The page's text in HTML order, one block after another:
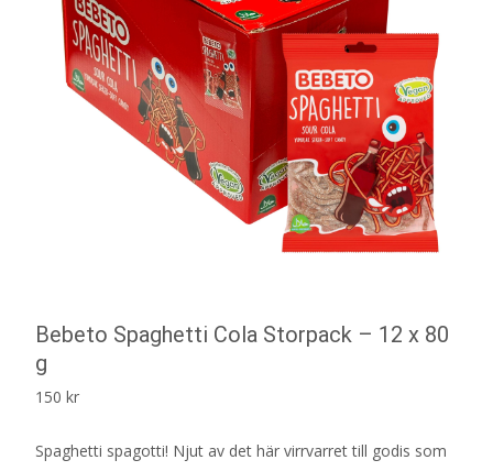
Bebeto Spaghetti Cola Storpack – 12 x 80
g
150 kr
Spaghetti spagotti! Njut av det här virrvarret till godis som